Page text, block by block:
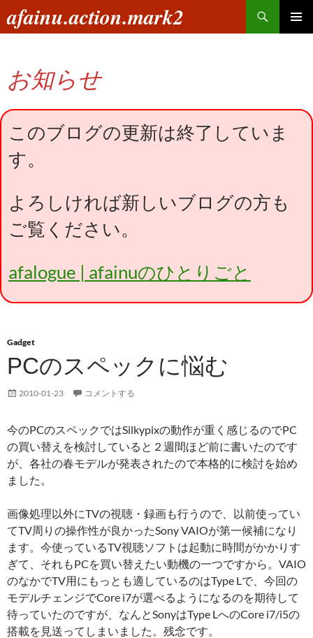
ン
へ
ス
キ
プ
afainu.action.mark2
索
お知らせ
このブログの更新は終了していま
す。
よろしければ新しいブログの方も
ご覧ください。
afalogue | afainuのひとりごと
Gadget
PCのスペックに悩む
2010-01-23 コメントする
今のPCのスペックではSilkypixの動作が重く感じるのでPC
の買い替えを検討していると２週間ほど前に書いたのです
が、各社の春モデルが発表されたので本格的に検討を始め
ました。
画像処理以外にTVの視聴・録画も行うので、以前使ってい
てTV周りの操作性が良かったSony VAIOが第一候補になり
ます。今使っているTV視聴ソフトは起動に時間がかかりす
ぎて、それもPCを買い替えたい動機の一つですから。VAIO
のなかでTV用にもっとも適しているのはType Lで、今回の
モデルチェンジでCore i7が選べるようになるのを期待して
待っていたのですが、なんとSonyはType LへのCore i7/i5の
搭載を見送ってしまいました。残念です。